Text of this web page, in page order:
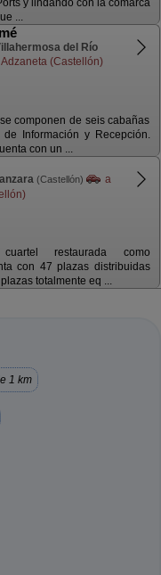
y lindando con la comarca
...
del Río
(Castellón)
componen de seis cabañas
Información y Recepción.
con un ...
(Castellón)
a
restaurada como
con 47 plazas distribuidas
totalmente eq ...
1 km